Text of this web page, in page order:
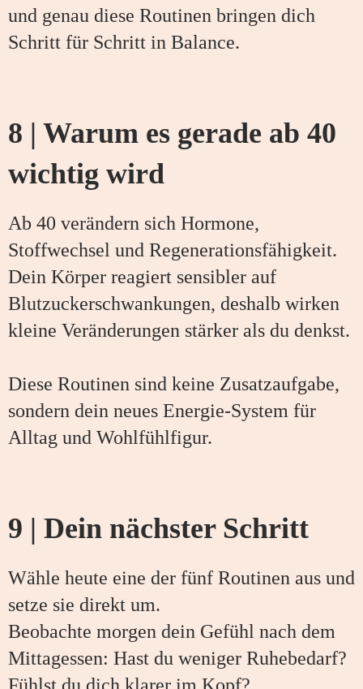
und genau diese Routinen bringen dich
Schritt für Schritt in Balance.
8 | Warum es gerade ab 40
wichtig wird
Ab 40 verändern sich Hormone,
Stoffwechsel und Regenerationsfähigkeit.
Dein Körper reagiert sensibler auf
Blutzuckerschwankungen, deshalb wirken
kleine Veränderungen stärker als du denkst.
Diese Routinen sind keine Zusatzaufgabe,
sondern dein neues Energie-System für
Alltag und Wohlfühlfigur.
9 | Dein nächster Schritt
Wähle heute eine der fünf Routinen aus und
setze sie direkt um.
Beobachte morgen dein Gefühl nach dem
Mittagessen: Hast du weniger Ruhebedarf?